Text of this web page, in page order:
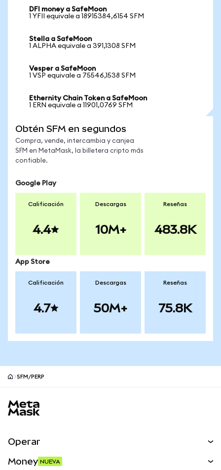
DFI money a SafeMoon
1 YFII equivale a 18915384,6154 SFM
Stella a SafeMoon
1 ALPHA equivale a 391,1308 SFM
Vesper a SafeMoon
1 VSP equivale a 75546,1538 SFM
Ethernity Chain Token a SafeMoon
1 ERN equivale a 11901,0769 SFM
Obtén SFM en segundos
Compra, vende, intercambia y canjea
SFM en MetaMask, la billetera cripto más
confiable.
Google Play
Calificación
4.4
Descargas
10M+
Reseñas
483.8K
App Store
Calificación
4.7
Descargas
50M+
Reseñas
75.8K
SFM/PERP
Operar
Money NUEVA